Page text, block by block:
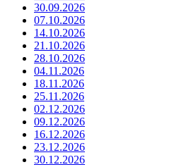
30.09.2026
07.10.2026
14.10.2026
21.10.2026
28.10.2026
04.11.2026
18.11.2026
25.11.2026
02.12.2026
09.12.2026
16.12.2026
23.12.2026
30.12.2026